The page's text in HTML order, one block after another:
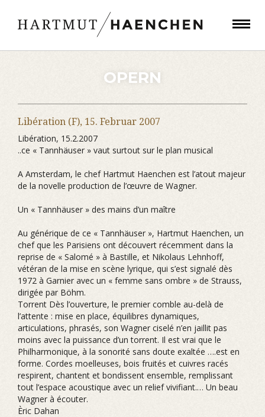
OPERN
Libération (F), 15. Februar 2007
Libération, 15.2.2007
..ce « Tannhäuser » vaut surtout sur le plan musical
A Amsterdam, le chef Hartmut Haenchen est l’atout majeur
de la novelle production de l’œuvre de Wagner.
Un « Tannhäuser » des mains d’un maître
Au générique de ce « Tannhäuser », Hartmut Haenchen, un
chef que les Parisiens ont découvert récemment dans la
reprise de « Salomé » à Bastille, et Nikolaus Lehnhoff,
vétéran de la mise en scène lyrique, qui s’est signalé dès
1972 à Garnier avec un « femme sans ombre » de Strauss,
dirigée par Böhm.
Torrent Dès l’ouverture, le premier comble au-delà de
l’attente : mise en place, équilibres dynamiques,
articulations, phrasés, son Wagner ciselé n’en jaillit pas
moins avec la puissance d’un torrent. Il est vrai que le
Philharmonique, à la sonorité sans doute exaltée ….est en
forme. Cordes moelleuses, bois fruités et cuivres racés
respirent, chantent et bondissent ensemble, remplissant
tout l’espace acoustique avec un relief vivifiant.… Un beau
Wagner à écouter.
Èric Dahan